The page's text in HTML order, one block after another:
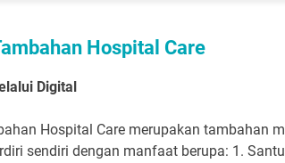
Hospital Care
Digital
Hospital Care merupakan tambahan
sendiri dengan manfaat berupa: 1.